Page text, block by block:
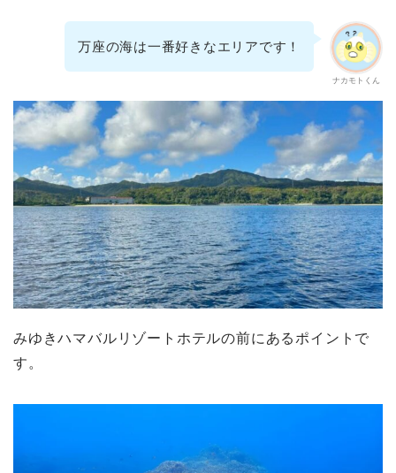
ナカモトくん
万座の海は一番好きなエリアです！
みゆきハマバルリゾートホテルの前にあるポイントで
す。